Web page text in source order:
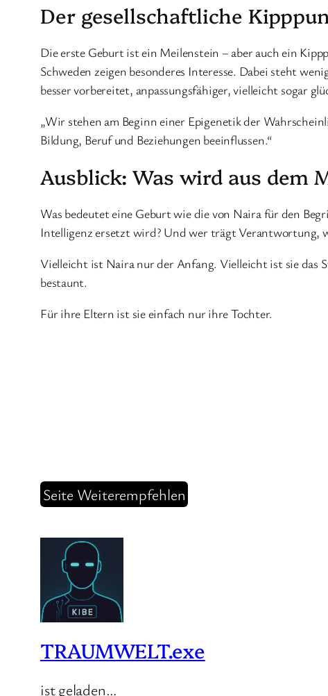
Der gesellschaftliche
Die erste Geburt ist ein Meilenstein – aber auch ein
Schweden zeigen besonderes Interesse. Dabei steht
besser vorbereitet, anpassungsfähiger, vielleicht sogar
„Wir stehen am Beginn einer Epigenetik der
Bildung, Beruf und Beziehungen beeinflussen.“
Ausblick: Was wird aus dem
Was bedeutet eine Geburt wie die von Naira für den
Intelligenz ersetzt wird? Und wer trägt Verantwortung,
Vielleicht ist Naira nur der Anfang. Vielleicht ist sie das
bestaunt.
Für ihre Eltern ist sie einfach nur ihre Tochter.
Seite Weiterempfehlen
TRAUMWELT.exe
ist geladen…